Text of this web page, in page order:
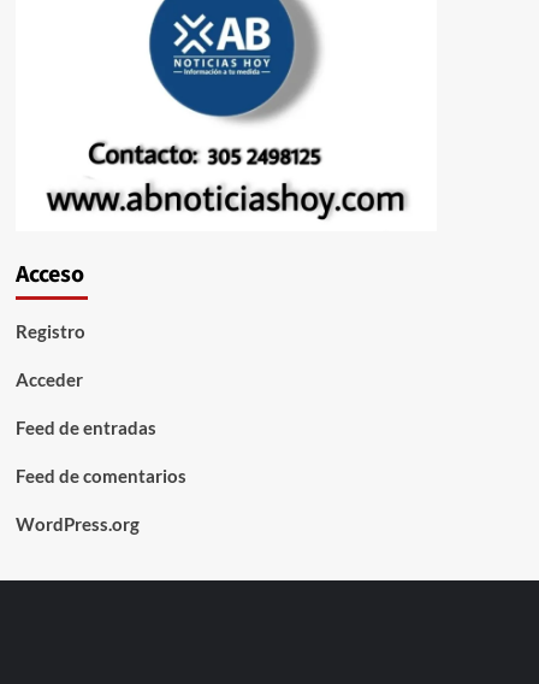
Acceso
Registro
Acceder
Feed de entradas
Feed de comentarios
WordPress.org